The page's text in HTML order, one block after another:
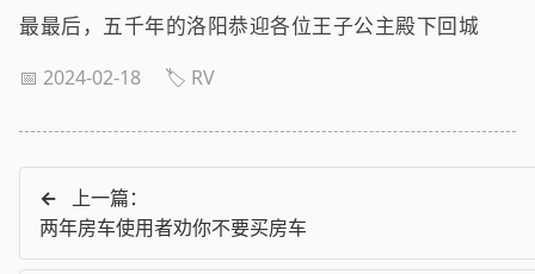
最最后，五千年的洛阳恭迎各位王子公主殿下回城
📅 2024-02-18 🏷️ RV
←
上一篇：
两年房车使用者劝你不要买房车